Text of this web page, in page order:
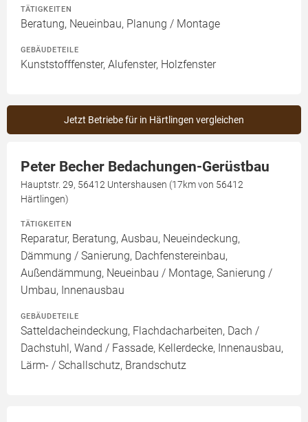
TÄTIGKEITEN
Beratung, Neueinbau, Planung / Montage
GEBÄUDETEILE
Kunststofffenster, Alufenster, Holzfenster
Jetzt Betriebe für in Härtlingen vergleichen
Peter Becher Bedachungen-Gerüstbau
Hauptstr. 29, 56412 Untershausen (17km von 56412
Härtlingen)
TÄTIGKEITEN
Reparatur, Beratung, Ausbau, Neueindeckung,
Dämmung / Sanierung, Dachfenstereinbau,
Außendämmung, Neueinbau / Montage, Sanierung /
Umbau, Innenausbau
GEBÄUDETEILE
Satteldacheindeckung, Flachdacharbeiten, Dach /
Dachstuhl, Wand / Fassade, Kellerdecke, Innenausbau,
Lärm- / Schallschutz, Brandschutz